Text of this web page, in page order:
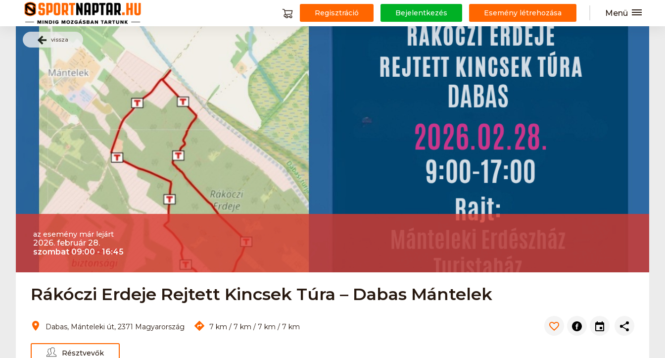
Regisztráció Bejelentkezés Esemény létrehozása Menü
vissza
az esemény már lejárt
2026. február 28.
szombat 09:00 - 16:45
Rákóczi Erdeje Rejtett Kincsek Túra – Dabas Mántelek
Dabas, Mánteleki út, 2371 Magyarország 7 km / 7 km / 7 km / 7 km
Résztvevők